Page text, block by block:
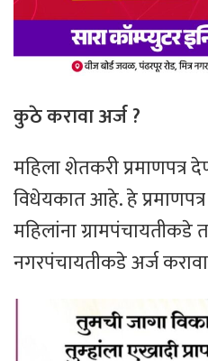
कुठे करावा अर्ज ?
महिला शेतकरी प्रमाणपत्र
विधेयकात आहे. हे
महिलांना ग्रामपंचायतीकडे
नगरपंचायतीकडे अर्ज